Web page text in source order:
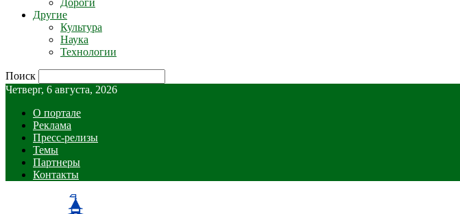
Дороги
Другие
Культура
Наука
Технологии
Поиск
Четверг, 6 августа, 2026
О портале
Реклама
Пресс-релизы
Темы
Партнеры
Контакты